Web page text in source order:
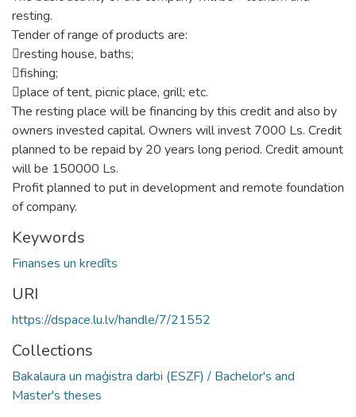
resting.
Tender of range of products are:
resting house, baths;
fishing;
place of tent, picnic place, grill; etc.
The resting place will be financing by this credit and also by
owners invested capital. Owners will invest 7000 Ls. Credit
planned to be repaid by 20 years long period. Credit amount
will be 150000 Ls.
Profit planned to put in development and remote foundation
of company.
Keywords
Finanses un kredīts
URI
https://dspace.lu.lv/handle/7/21552
Collections
Bakalaura un maģistra darbi (ESZF) / Bachelor's and
Master's theses